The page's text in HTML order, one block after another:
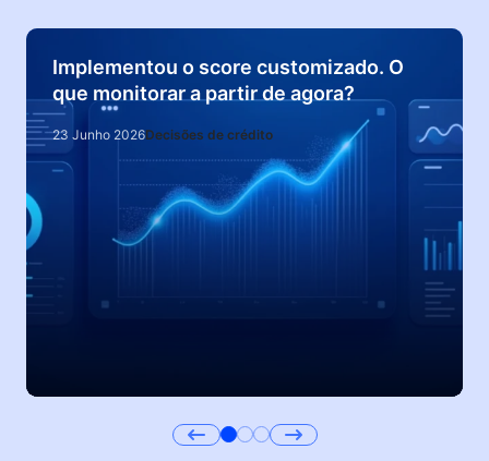
Implementou o score customizado. O
que monitorar a partir de agora?
23 Junho 2026Decisões de crédito